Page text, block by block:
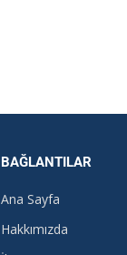
BAĞLANTILAR
Ana Sayfa
Hakkımızda